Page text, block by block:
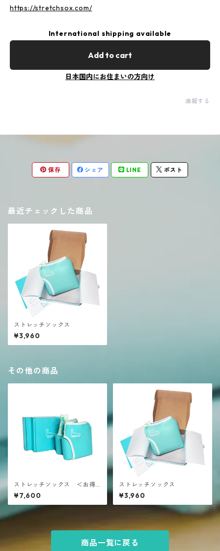
https://stretchsox.com/
International shipping available
Add to cart
日本国内にお住まいの方向け
通報する
保存 シェア LINE ポスト
最近チェックした商品
ストレッチソックス
¥3,960
その他の商品
ストレッチソックス ＜お得
な２本セット＞
¥7,600
ストレッチソックス
¥3,960
商品一覧に戻る